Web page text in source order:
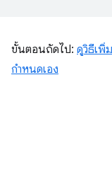
ขั้นตอนถัดไป: ดูวิธีเพิ่
กำหนดเอง